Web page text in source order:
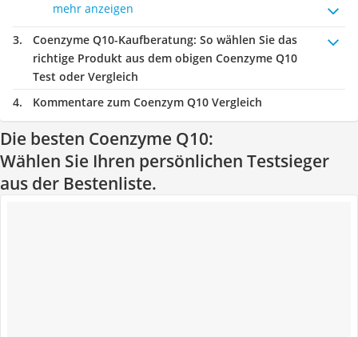
mehr anzeigen
Coenzyme Q10-Kaufberatung: So wählen Sie das
richtige Produkt aus dem obigen Coenzyme Q10
Test oder Vergleich
Kommentare zum Coenzym Q10 Vergleich
Die besten Coenzyme Q10:
Wählen Sie Ihren persönlichen Testsieger
aus der Bestenliste.